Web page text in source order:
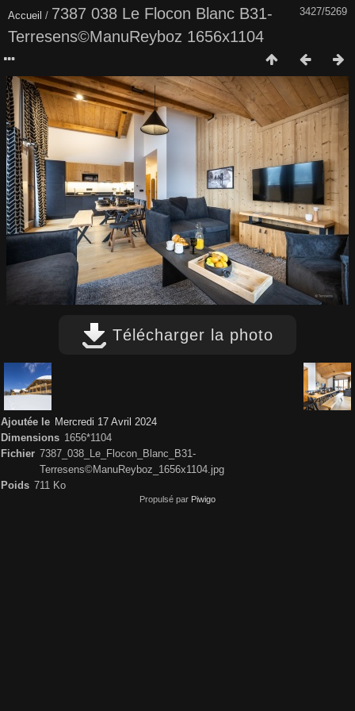
3427/5269
Accueil / 7387 038 Le Flocon Blanc B31-
Terresens©ManuReyboz 1656x1104
Télécharger la photo
Ajoutée le Mercredi 17 Avril 2024
Dimensions 1656*1104
Fichier 7387_038_Le_Flocon_Blanc_B31-
Terresens©ManuReyboz_1656x1104.jpg
Poids 711 Ko
Propulsé par Piwigo